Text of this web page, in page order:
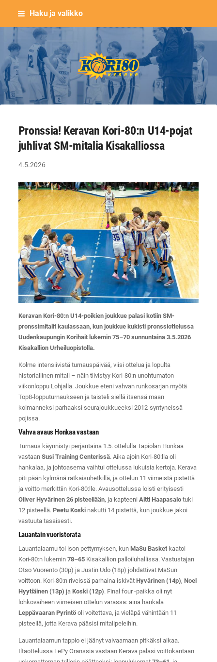
Siirry
sisältöön
Haku ja valikko
Keravan Kori-80 ry
Pronssia! Keravan Kori-80:n U14-pojat
juhlivat SM-mitalia Kisakalliossa
4.5.2026
Keravan Kori-80:n U14-poikien joukkue palasi kotiin SM-
pronssimitalit kaulassaan, kun joukkue kukisti pronssiottelussa
Uudenkaupungin Korihait lukemin 75–70 sunnuntaina 3.5.2026
Kisakallion Urheiluopistolla.
Kolme intensiivistä turnauspäivää, viisi ottelua ja lopulta
historiallinen mitali – näin tiivistyy Kori-80:n unohtumaton
viikonloppu Lohjalla. Joukkue eteni vahvan runkosarjan myötä
Top8-lopputurnaukseen ja taisteli siellä itsensä maan
kolmanneksi parhaaksi seurajoukkueeksi 2012-syntyneissä
pojissa.
Vahva avaus Honkaa vastaan
Turnaus käynnistyi perjantaina 1.5. ottelulla Tapiolan Honkaa
vastaan Susi Training Centerissä. Aika ajoin Kori-80:lla oli
hankalaa, ja johtoasema vaihtui ottelussa lukuisia kertoja. Kerava
piti pään kylmänä ratkaisuhetkillä, ja ottelun 11 viimeistä pistettä
ja voitto merkittiin Kori-80:lle. Avausottelussa loisti erityisesti
Oliver Hyvärinen 26 pisteellään, ja kapteeni Altti Haapasalotuki
12 pisteellä. Peetu Koskinakutti 14 pistettä, kun joukkue jakoi
vastuuta tasaisesti.
Lauantain vuoristorata
Lauantaiaamu toi ison pettymyksen, kun MaSu Basket kaatoi
Kori-80:n lukemin 78–65Kisakallion palloiluhallissa. Vastustajan
Otso Vuorento (30p) ja Justin Udo (18p) johdattivat MaSun
voittoon. Kori-80:n riveissä parhaina iskivät Hyvärinen (14p), Noel
Hyytiäinen (13p) ja Koski (12p). Final four -paikka oli nyt
lohkovaiheen viimeisen ottelun varassa: aina hankala
Leppävaaran Pyrintöoli voitettava, ja vieläpä vähintään 11
pisteellä, jotta Kerava pääsisi mitalipeleihin.
Lauantaiaamun tappio ei jäänyt vaivaamaan pitkäksi aikaa.
Iltaottelussa LePy Oranssia vastaan Kerava palasi voittokantaan